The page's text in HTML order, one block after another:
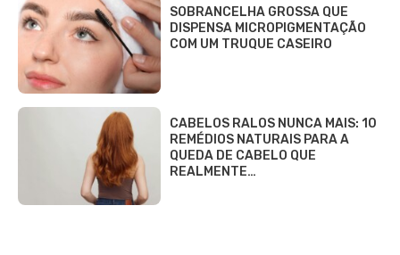
SOBRANCELHA GROSSA QUE
DISPENSA MICROPIGMENTAÇÃO
COM UM TRUQUE CASEIRO
CABELOS RALOS NUNCA MAIS: 10
REMÉDIOS NATURAIS PARA A
QUEDA DE CABELO QUE
REALMENTE…